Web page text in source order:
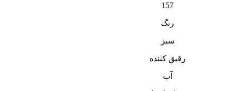
157
رنگ
سبز
رقیق کننده
آب